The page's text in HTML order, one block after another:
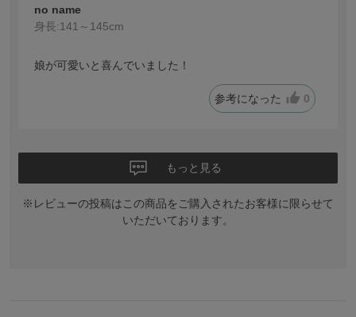
no name
身長:141～145cm
娘が可愛いと喜んでいました！
参考になった 0
もっと見る
※レビューの投稿はこの商品をご購入されたお客様に限らせて
いただいております。